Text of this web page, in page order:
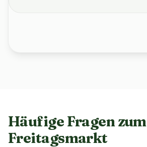
Häufige Fragen zum
Freitagsmarkt